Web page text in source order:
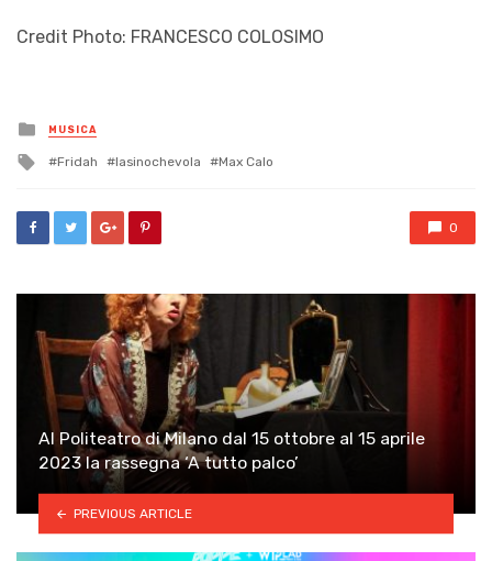
Credit Photo: FRANCESCO COLOSIMO
Posted
in
MUSICA
Tagged
Fridah lasinochevola Max Calo
0
Al Politeatro di Milano dal 15 ottobre al 15 aprile
2023 la rassegna ‘A tutto palco’
PREVIOUS ARTICLE